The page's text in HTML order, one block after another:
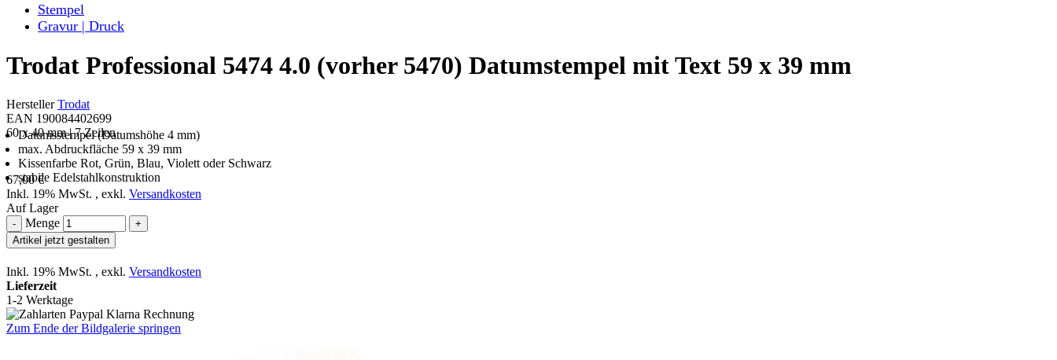
Stempel
Gravur | Druck
Trodat Professional 5474 4.0 (vorher 5470) Datumstempel mit Text 59 x 39 mm
HerstellerTrodat
EAN 190084402699
60 x 40 mm | 7 Zeilen
Datumsstempel (Datumshöhe 4 mm)
max. Abdruckfläche 59 x 39 mm
Kissenfarbe Rot, Grün, Blau, Violett oder Schwarz
stabile Edelstahlkonstruktion
67,00 €
Inkl. 19% MwSt. , exkl. Versandkosten
Auf Lager
- Menge
+
Artikel jetzt gestalten
Inkl. 19% MwSt. , exkl. Versandkosten
Lieferzeit
1-2 Werktage
Zum Ende der Bildgalerie springen